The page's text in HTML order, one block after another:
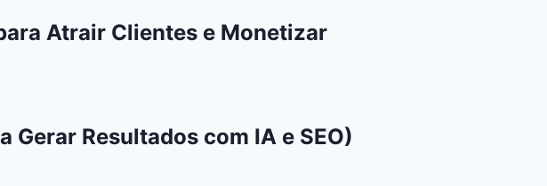
Atrair Clientes e Monetizar
Gerar Resultados com IA e SEO)